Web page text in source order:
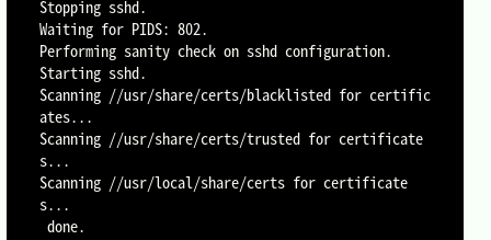
Stopping sshd.
Waiting for PIDS: 802.
Performing sanity check on sshd configuration.
Starting sshd.
Scanning //usr/share/certs/blacklisted for certific
ates...
Scanning //usr/share/certs/trusted for certificate
s...
Scanning //usr/local/share/certs for certificate
s...
done.